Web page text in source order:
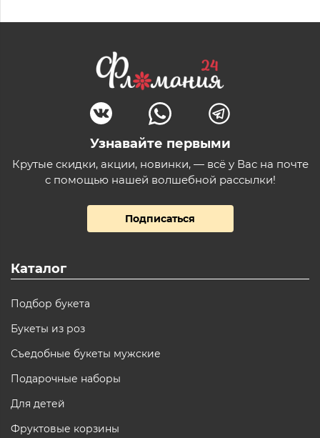
Узнавайте первыми
Крутые скидки, акции, новинки, — всё у Вас на почте
с помощью нашей волшебной рассылки!
Подписаться
Каталог
Подбор букета
Букеты из роз
Съедобные букеты мужские
Подарочные наборы
Для детей
Фруктовые корзины